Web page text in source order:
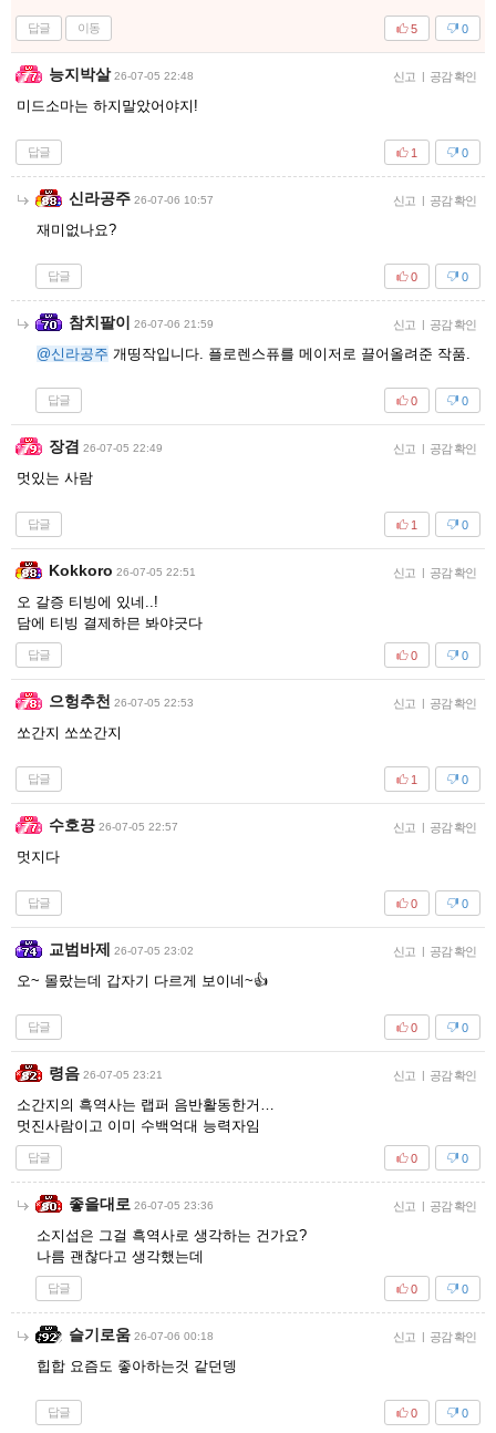
답글 이동 0
5
능지박살 26-07-05 22:48 신고 | 공감 확인
미드소마는 하지말았어야지!
답글 0
1
신라공주 26-07-06 10:57 신고 | 공감 확인
재미없나요?
답글 0
0
참치팔이 26-07-06 21:59 신고 | 공감 확인
@신라공주 개띵작입니다. 플로렌스퓨를 메이저로 끌어올려준 작품.
답글 0
0
장겸 26-07-05 22:49 신고 | 공감 확인
멋있는 사람
답글 0
1
Kokkoro 26-07-05 22:51 신고 | 공감 확인
오 갈증 티빙에 있네..!
담에 티빙 결제하믄 봐야긋다
답글 0
0
으헝추천 26-07-05 22:53 신고 | 공감 확인
쏘간지 쏘쏘간지
답글 0
1
수호끙 26-07-05 22:57 신고 | 공감 확인
멋지다
답글 0
0
교범바제 26-07-05 23:02 신고 | 공감 확인
오~ 몰랐는데 갑자기 다르게 보이네~👍
답글 0
0
령음 26-07-05 23:21 신고 | 공감 확인
소간지의 흑역사는 랩퍼 음반활동한거…
멋진사람이고 이미 수백억대 능력자임
답글 0
0
좋을대로 26-07-05 23:36 신고 | 공감 확인
소지섭은 그걸 흑역사로 생각하는 건가요?
나름 괜찮다고 생각했는데
답글 0
0
슬기로움 26-07-06 00:18 신고 | 공감 확인
힙합 요즘도 좋아하는것 같던뎅
답글 0
0